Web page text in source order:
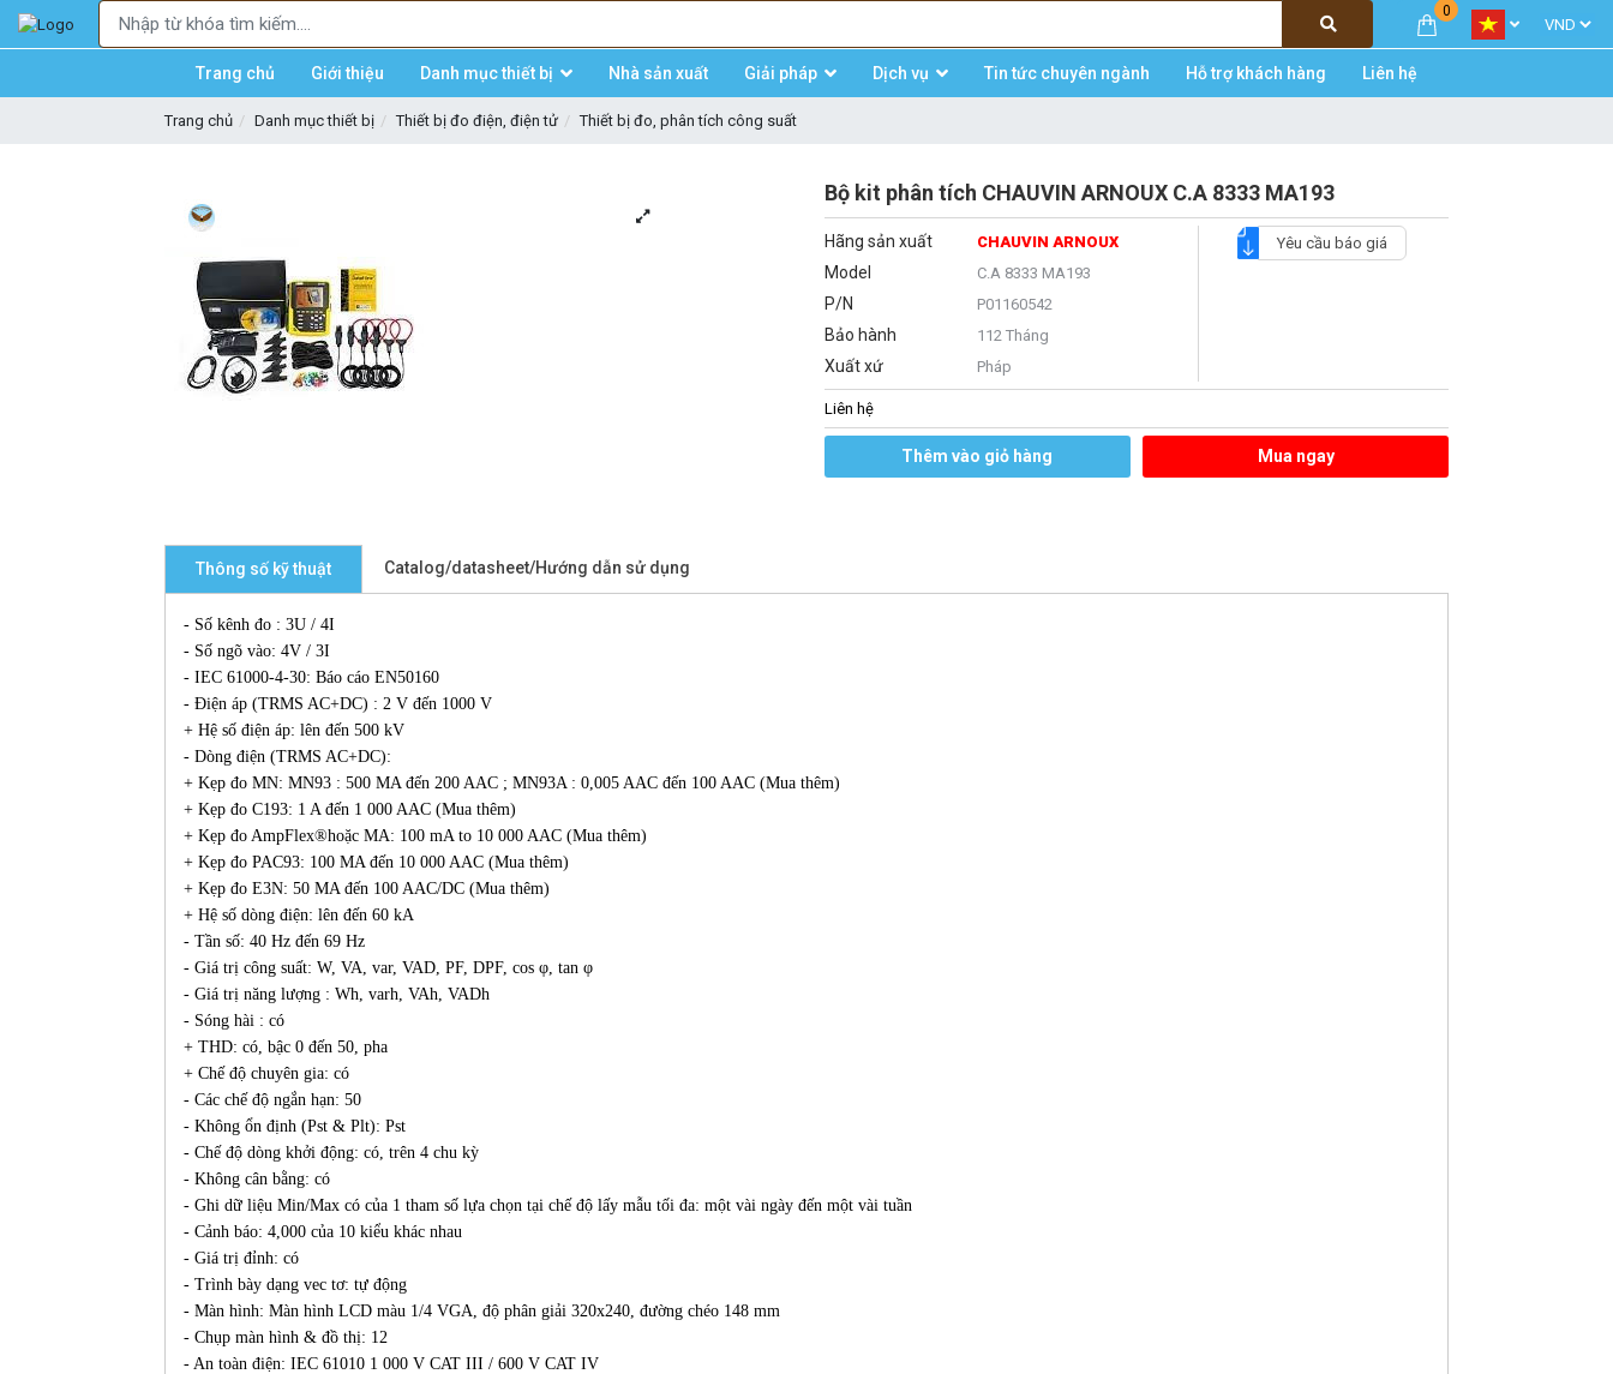
0
Trang chủ Giới thiệu Danh mục thiết bị Nhà sản xuất Giải pháp Dịch vụ Tin tức chuyên ngành Hỗ trợ khách hàng Liên hệ
Trang chủ Danh mục thiết bị Thiết bị đo điện, điện tử Thiết bị đo, phân tích công suất
Bộ kit phân tích CHAUVIN ARNOUX C.A 8333 MA193
Hãng sản xuất CHAUVIN ARNOUX
Model C.A 8333 MA193
P/N P01160542
Bảo hành 112 Tháng
Xuất xứ Pháp
Yêu cầu báo giá
Liên hệ
Thêm vào giỏ hàng Mua ngay
Thông số kỹ thuật Catalog/datasheet/Hướng dẫn sử dụng
- Số kênh đo : 3U / 4I
- Số ngõ vào: 4V / 3I
- IEC 61000-4-30: Báo cáo EN50160
- Điện áp (TRMS AC+DC) : 2 V đến 1000 V
+ Hệ số điện áp: lên đến 500 kV
- Dòng điện (TRMS AC+DC):
+ Kẹp đo MN: MN93 : 500 MA đến 200 AAC ; MN93A : 0,005 AAC đến 100 AAC (Mua thêm)
+ Kẹp đo C193: 1 A đến 1 000 AAC (Mua thêm)
+ Kẹp đo AmpFlex®hoặc MA: 100 mA to 10 000 AAC (Mua thêm)
+ Kẹp đo PAC93: 100 MA đến 10 000 AAC (Mua thêm)
+ Kẹp đo E3N: 50 MA đến 100 AAC/DC (Mua thêm)
+ Hệ số dòng điện: lên đến 60 kA
- Tần số: 40 Hz đến 69 Hz
- Giá trị công suất: W, VA, var, VAD, PF, DPF, cos φ, tan φ
- Giá trị năng lượng : Wh, varh, VAh, VADh
- Sóng hài : có
+ THD: có, bậc 0 đến 50, pha
+ Chế độ chuyên gia: có
- Các chế độ ngắn hạn: 50
- Không ổn định (Pst & Plt): Pst
- Chế độ dòng khởi động: có, trên 4 chu kỳ
- Không cân bằng: có
- Ghi dữ liệu Min/Max có của 1 tham số lựa chọn tại chế độ lấy mẫu tối đa: một vài ngày đến một vài tuần
- Cảnh báo: 4,000 của 10 kiểu khác nhau
- Giá trị đỉnh: có
- Trình bày dạng vec tơ: tự động
- Màn hình: Màn hình LCD màu 1/4 VGA, độ phân giải 320x240, đường chéo 148 mm
- Chụp màn hình & đồ thị: 12
- An toàn điện: IEC 61010 1 000 V CAT III / 600 V CAT IV